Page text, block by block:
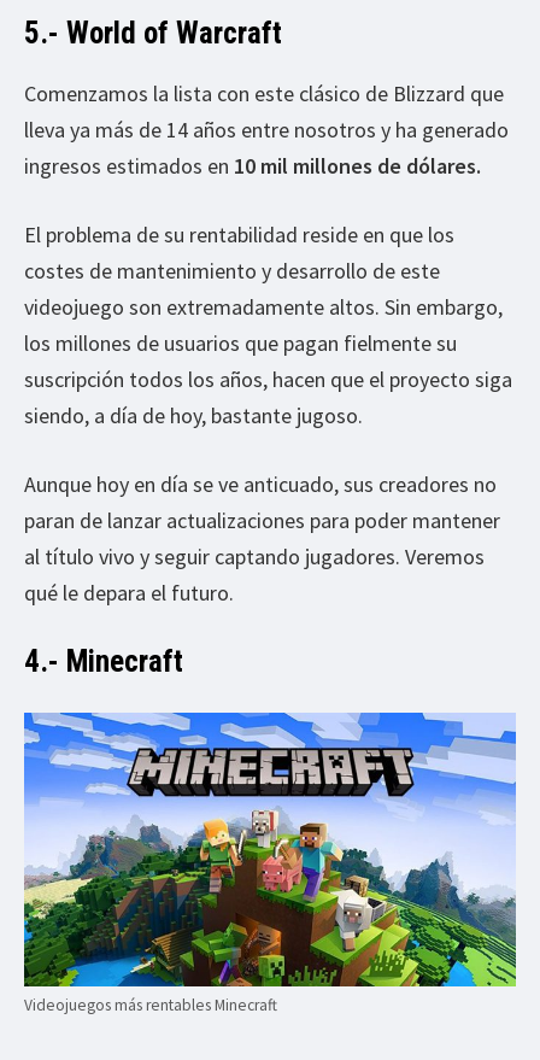
5.- World of Warcraft
Comenzamos la lista con este clásico de Blizzard que
lleva ya más de 14 años entre nosotros y ha generado
ingresos estimados en 10 mil millones de dólares.
El problema de su rentabilidad reside en que los
costes de mantenimiento y desarrollo de este
videojuego son extremadamente altos. Sin embargo,
los millones de usuarios que pagan fielmente su
suscripción todos los años, hacen que el proyecto siga
siendo, a día de hoy, bastante jugoso.
Aunque hoy en día se ve anticuado, sus creadores no
paran de lanzar actualizaciones para poder mantener
al título vivo y seguir captando jugadores. Veremos
qué le depara el futuro.
4.- Minecraft
Videojuegos más rentables Minecraft